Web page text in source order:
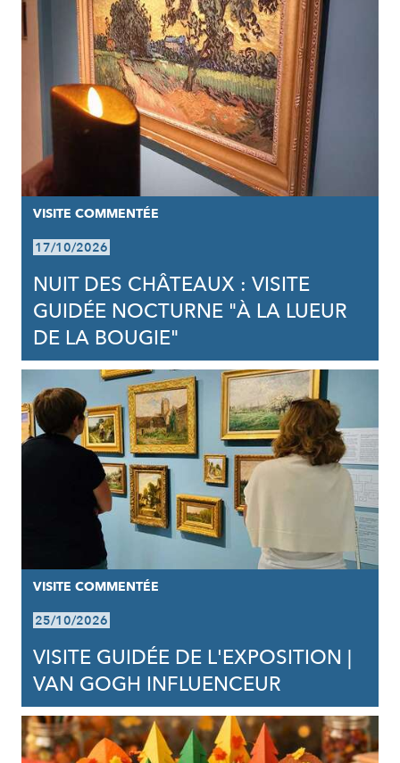
VISITE COMMENTÉE
17/10/2026
NUIT DES CHÂTEAUX : VISITE
GUIDÉE NOCTURNE "À LA LUEUR
DE LA BOUGIE"
VISITE COMMENTÉE
25/10/2026
VISITE GUIDÉE DE L'EXPOSITION |
VAN GOGH INFLUENCEUR